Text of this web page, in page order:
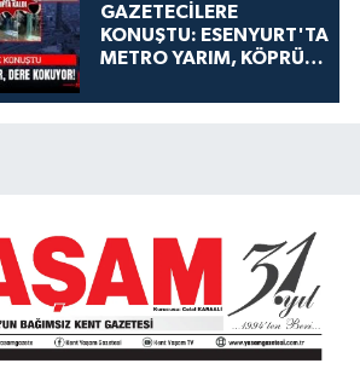
GAZETECİLERE
KONUŞTU: ESENYURT'TA
METRO YARIM, KÖPRÜ
KOKUYOR!